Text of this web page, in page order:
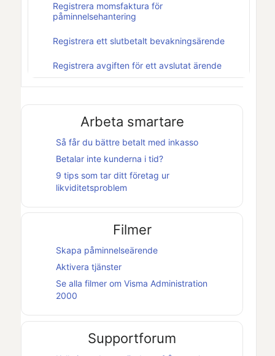
Registrera momsfaktura för
påminnelsehantering
Registrera ett slutbetalt bevakningsärende
Registrera avgiften för ett avslutat ärende
Arbeta smartare
Så får du bättre betalt med inkasso
Betalar inte kunderna i tid?
9 tips som tar ditt företag ur
likviditetsproblem
Filmer
Skapa påminnelseärende
Aktivera tjänster
Se alla filmer om Visma Administration
2000
Supportforum